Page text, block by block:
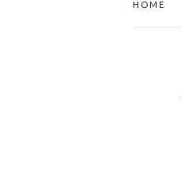
HOME